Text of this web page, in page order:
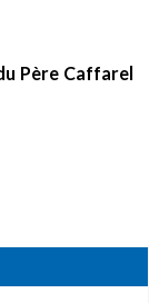
Père Caffarel